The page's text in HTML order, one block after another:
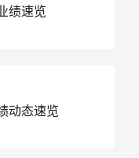
绩速览
动态速览